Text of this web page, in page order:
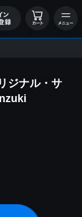
ジナル・サ